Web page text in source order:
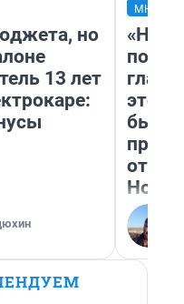
но
13 лет
этого
бьет